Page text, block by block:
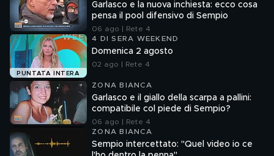
Garlasco e la nuova inchiesta: ecco cosa
pensa il pool difensivo di Sempio
06 ago | Rete 4
PUNTATA INTERA
4 DI SERA WEEKEND
Domenica 2 agosto
02 ago | Rete 4
ZONA BIANCA
Garlasco e il giallo della scarpa a pallini:
compatibile col piede di Sempio?
06 ago | Rete 4
ZONA BIANCA
Sempio intercettato: "Quel video io ce